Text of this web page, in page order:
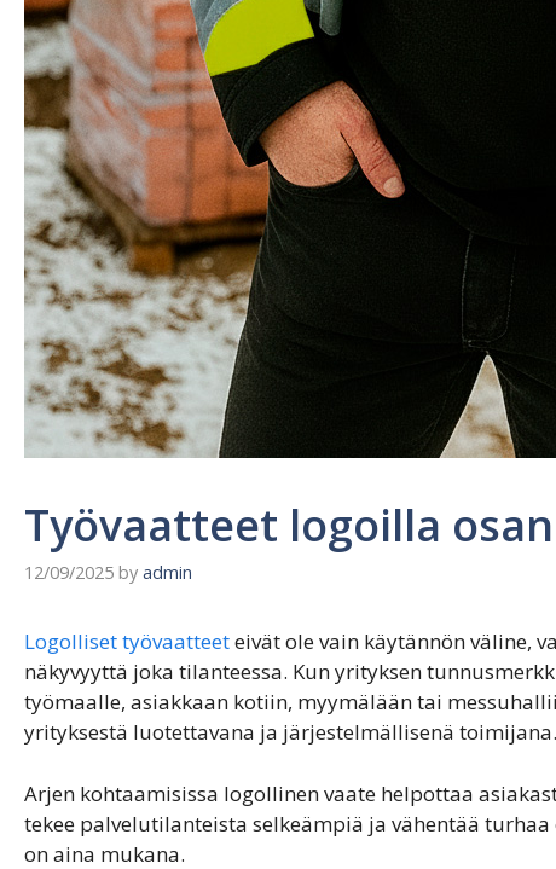
Työvaatteet logoilla
12/09/2025 by admin
Logolliset työvaatteeteivät ole vain käytännön väline,
näkyvyyttä joka tilanteessa. Kun yrityksen
työmaalle, asiakkaan kotiin, myymälään tai
yrityksestä luotettavana ja järjestelmällisenä toimijana.
Arjen kohtaamisissa logollinen vaate helpottaa
tekee palvelutilanteista selkeämpiä ja vähentää
on aina mukana.